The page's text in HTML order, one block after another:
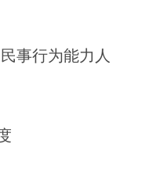
事行为能力人